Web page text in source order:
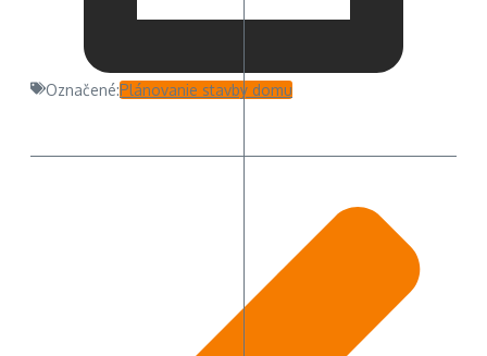
Označené:Plánovanie stavby domu